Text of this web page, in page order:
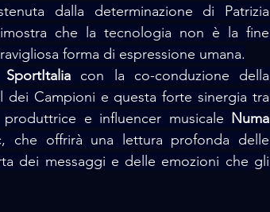
dalla determinazione di Patrizia
che la tecnologia non è la fine
forma di espressione umana.
SportItalia con la co-conduzione della
dei Campioni e questa forte sinergia tra
e influencer musicale Numa
che offrirà una lettura profonda delle
dei messaggi e delle emozioni che gli